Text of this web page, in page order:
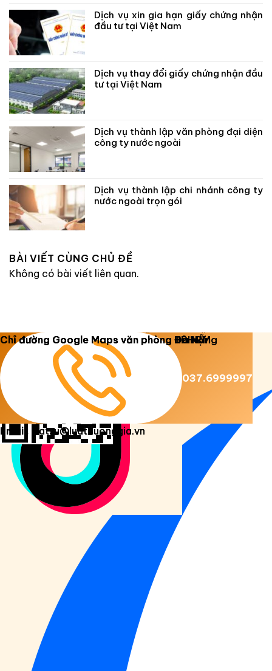
Dịch vụ xin gia hạn giấy chứng nhận
đầu tư tại Việt Nam
Dịch vụ thay đổi giấy chứng nhận đầu
tư tại Việt Nam
Dịch vụ thành lập văn phòng đại diện
công ty nước ngoài
Dịch vụ thành lập chi nhánh công ty
nước ngoài trọn gói
BÀI VIẾT CÙNG CHỦ ĐỀ
Không có bài viết liên quan.
Copyright 2026 © Luật Dương Gia